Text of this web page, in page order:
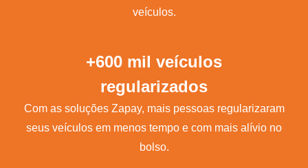
veículos.
+600 mil veículos
regularizados
Com as soluções Zapay, mais pessoas regularizaram
seus veículos em menos tempo e com mais alívio no
bolso.